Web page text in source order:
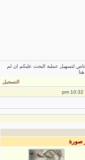
لتسهيل عملية البحث عليكم ان لم
التسجيل
صورة